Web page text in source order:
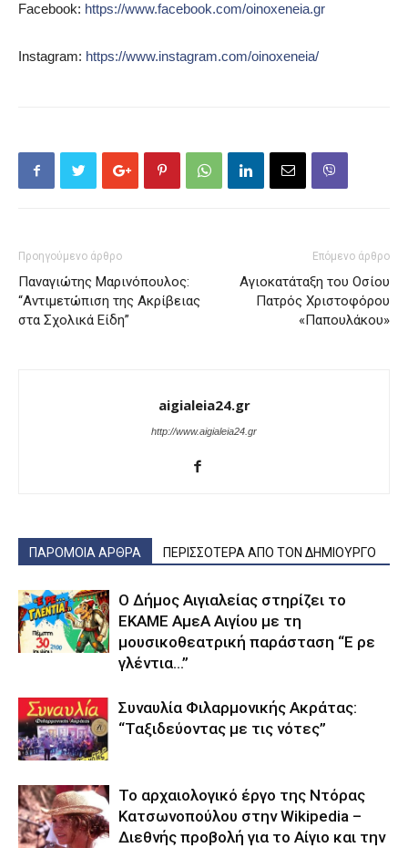
Facebook: https://www.facebook.com/oinoxeneia.gr
Instagram: https://www.instagram.com/oinoxeneia/
Προηγούμενο άρθρο
Παναγιώτης Μαρινόπουλος:
“Αντιμετώπιση της Ακρίβειας
στα Σχολικά Είδη”
Επόμενο άρθρο
Αγιοκατάταξη του Οσίου
Πατρός Χριστοφόρου
«Παπουλάκου»
aigialeia24.gr
http://www.aigialeia24.gr
ΠΑΡΟΜΟΙΑ ΑΡΘΡΑ ΠΕΡΙΣΣΟΤΕΡΑ ΑΠΟ ΤΟΝ ΔΗΜΙΟΥΡΓΟ
Ο Δήμος Αιγιαλείας στηρίζει το
ΕΚΑΜΕ ΑμεΑ Αιγίου με τη
μουσικοθεατρική παράσταση “Ε ρε
γλέντια…”
Συναυλία Φιλαρμονικής Ακράτας:
“Ταξιδεύοντας με τις νότες”
Το αρχαιολογικό έργο της Ντόρας
Κατσωνοπούλου στην Wikipedia –
Διεθνής προβολή για το Αίγιο και την